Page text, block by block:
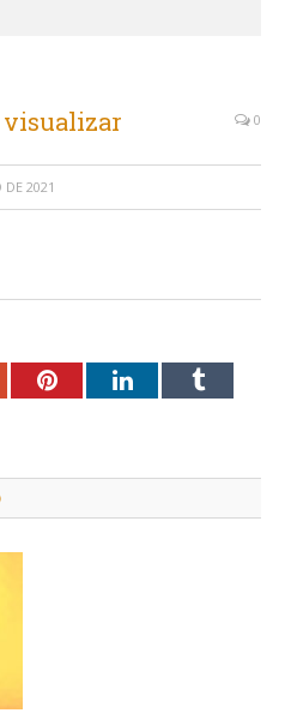
visualizar 0
DE 2021
PinterestLinkedInTumblr